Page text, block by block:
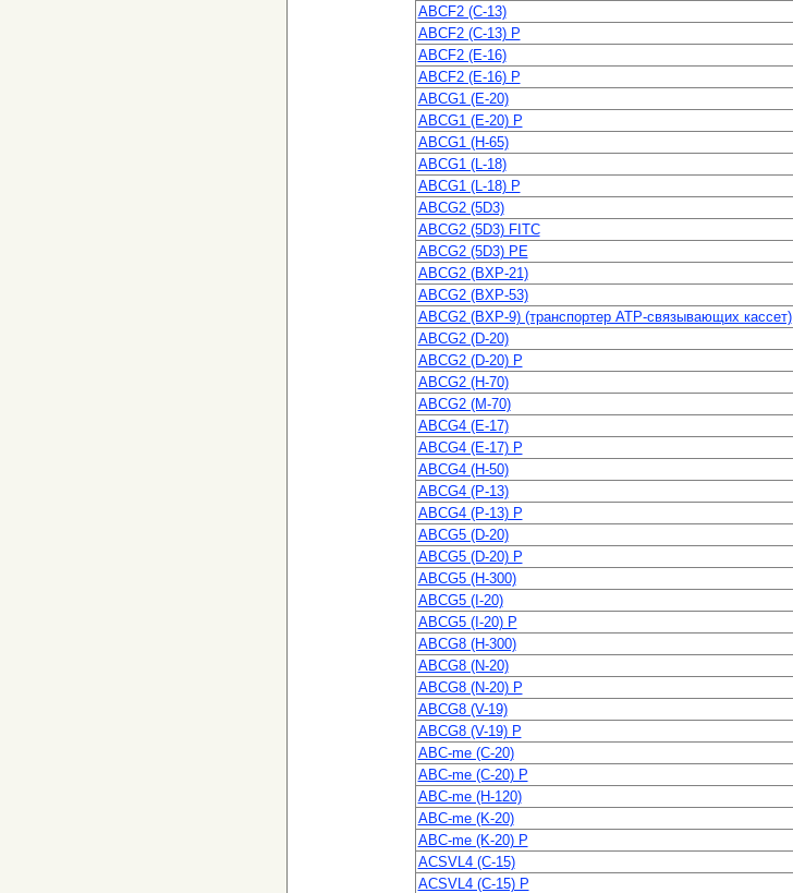
ABCF2 (C-13)
ABCF2 (C-13) P
ABCF2 (E-16)
ABCF2 (E-16) P
ABCG1 (E-20)
ABCG1 (E-20) P
ABCG1 (H-65)
ABCG1 (L-18)
ABCG1 (L-18) P
ABCG2 (5D3)
ABCG2 (5D3) FITC
ABCG2 (5D3) PE
ABCG2 (BXP-21)
ABCG2 (BXP-53)
ABCG2 (BXP-9) (транспортер ATP-связывающих кассет)
ABCG2 (D-20)
ABCG2 (D-20) P
ABCG2 (H-70)
ABCG2 (M-70)
ABCG4 (E-17)
ABCG4 (E-17) P
ABCG4 (H-50)
ABCG4 (P-13)
ABCG4 (P-13) P
ABCG5 (D-20)
ABCG5 (D-20) P
ABCG5 (H-300)
ABCG5 (I-20)
ABCG5 (I-20) P
ABCG8 (H-300)
ABCG8 (N-20)
ABCG8 (N-20) P
ABCG8 (V-19)
ABCG8 (V-19) P
ABC-me (C-20)
ABC-me (C-20) P
ABC-me (H-120)
ABC-me (K-20)
ABC-me (K-20) P
ACSVL4 (C-15)
ACSVL4 (C-15) P